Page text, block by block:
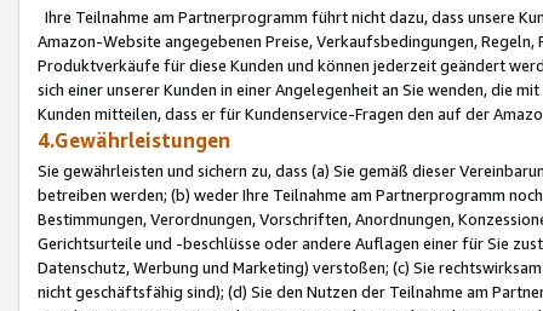
Ihre Teilnahme am Partnerprogramm führt nicht dazu, dass unsere
Amazon-Website angegebenen Preise, Verkaufsbedingungen,
Produktverkäufe für diese Kunden und können jederzeit geändert
sich einer unserer Kunden in einer Angelegenheit an Sie wenden, die
Kunden mitteilen, dass er für Kundenservice-Fragen den auf der
4.Gewährleistungen
Sie gewährleisten und sichern zu, dass (a) Sie gemäß dieser
betreiben werden; (b) weder Ihre Teilnahme am Partnerprogramm
Bestimmungen, Verordnungen, Vorschriften, Anordnungen,
Gerichtsurteile und -beschlüsse oder andere Auflagen einer für Sie
Datenschutz, Werbung und Marketing) verstoßen; (c) Sie
nicht geschäftsfähig sind); (d) Sie den Nutzen der Teilnahme am